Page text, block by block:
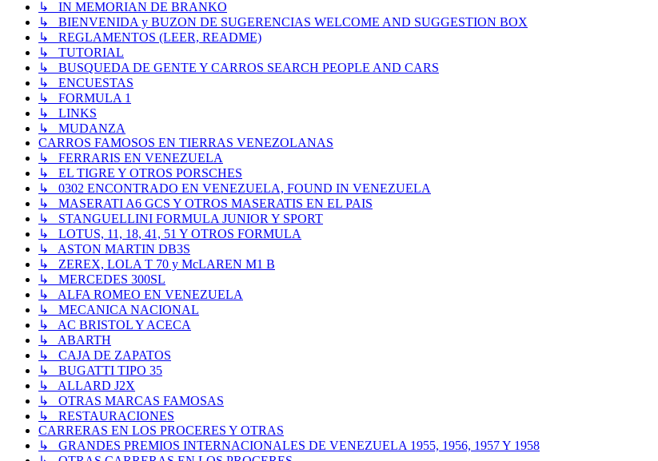
↳ IN MEMORIAN DE BRANKO
↳ BIENVENIDA y BUZON DE SUGERENCIAS WELCOME AND SUGGESTION BOX
↳ REGLAMENTOS (LEER, README)
↳ TUTORIAL
↳ BUSQUEDA DE GENTE Y CARROS SEARCH PEOPLE AND CARS
↳ ENCUESTAS
↳ FORMULA 1
↳ LINKS
↳ MUDANZA
CARROS FAMOSOS EN TIERRAS VENEZOLANAS
↳ FERRARIS EN VENEZUELA
↳ EL TIGRE Y OTROS PORSCHES
↳ 0302 ENCONTRADO EN VENEZUELA, FOUND IN VENEZUELA
↳ MASERATI A6 GCS Y OTROS MASERATIS EN EL PAIS
↳ STANGUELLINI FORMULA JUNIOR Y SPORT
↳ LOTUS, 11, 18, 41, 51 Y OTROS FORMULA
↳ ASTON MARTIN DB3S
↳ ZEREX, LOLA T 70 y McLAREN M1 B
↳ MERCEDES 300SL
↳ ALFA ROMEO EN VENEZUELA
↳ MECANICA NACIONAL
↳ AC BRISTOL Y ACECA
↳ ABARTH
↳ CAJA DE ZAPATOS
↳ BUGATTI TIPO 35
↳ ALLARD J2X
↳ OTRAS MARCAS FAMOSAS
↳ RESTAURACIONES
CARRERAS EN LOS PROCERES Y OTRAS
↳ GRANDES PREMIOS INTERNACIONALES DE VENEZUELA 1955, 1956, 1957 Y 1958